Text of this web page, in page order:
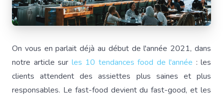
On vous en parlait déjà au début de l'année 2021, dans
notre article sur les 10 tendances food de l'année : les
clients attendent des assiettes plus saines et plus
responsables. Le fast-food devient du fast-good, et les